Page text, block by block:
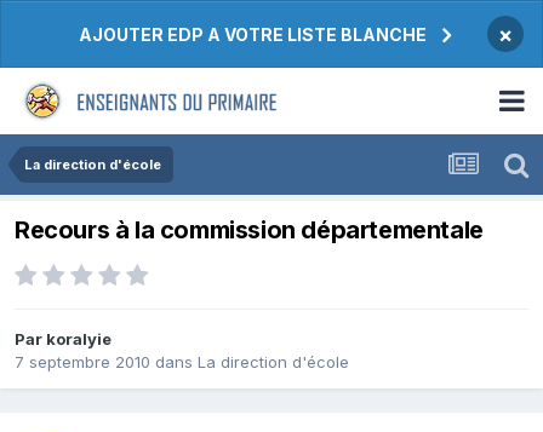
AJOUTER EDP A VOTRE LISTE BLANCHE ×
La direction d'école
Recours à la commission départementale
Par koralyie
7 septembre 2010 dans La direction d'école